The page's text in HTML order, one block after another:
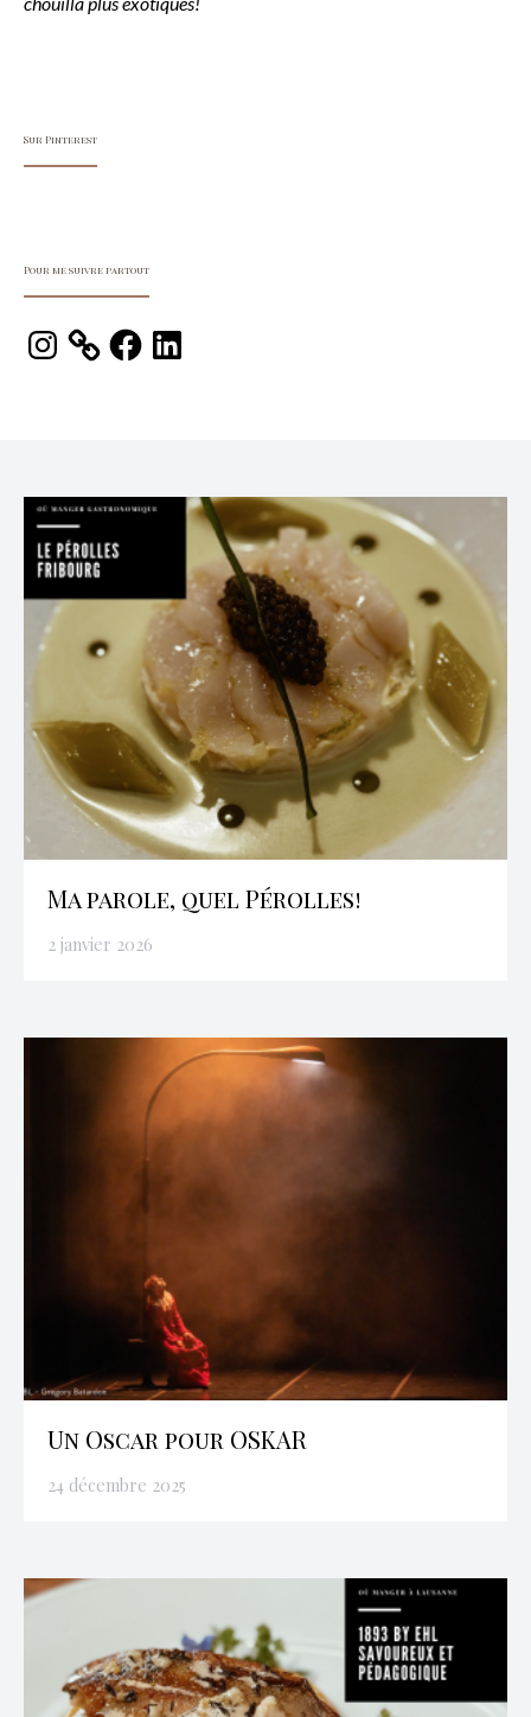
Sur Pinterest
Pour me suivre partout
Instagram FacebookLinkedIn
Ma parole, quel Pérolles!
2 janvier 2026
Un Oscar pour OSKAR
24 décembre 2025